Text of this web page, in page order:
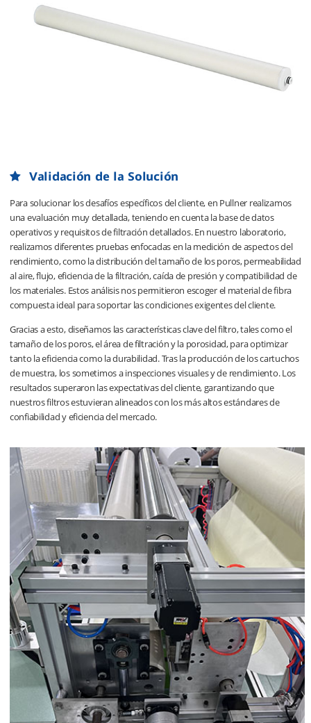
Validación de la Solución
Para solucionar los desafíos específicos del cliente, en Pullner realizamos
una evaluación muy detallada, teniendo en cuenta la base de datos
operativos y requisitos de filtración detallados. En nuestro laboratorio,
realizamos diferentes pruebas enfocadas en la medición de aspectos del
rendimiento, como la distribución del tamaño de los poros, permeabilidad
al aire, flujo, eficiencia de la filtración, caída de presión y compatibilidad de
los materiales. Estos análisis nos permitieron escoger el material de fibra
compuesta ideal para soportar las condiciones exigentes del cliente.
Gracias a esto, diseñamos las características clave del filtro, tales como el
tamaño de los poros, el área de filtración y la porosidad, para optimizar
tanto la eficiencia como la durabilidad. Tras la producción de los cartuchos
de muestra, los sometimos a inspecciones visuales y de rendimiento. Los
resultados superaron las expectativas del cliente, garantizando que
nuestros filtros estuvieran alineados con los más altos estándares de
confiabilidad y eficiencia del mercado.